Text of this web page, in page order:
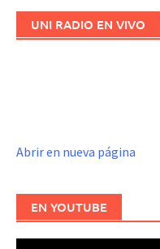
UNI RADIO EN VIVO
Abrir en nueva página
EN YOUTUBE